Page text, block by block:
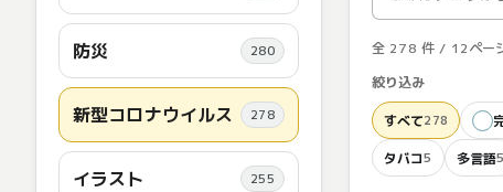
防災 280
新型コロナウイルス 278
イラスト 255
全 278 件 / 12ペー
絞り込み
すべて278
タバコ5 多言語5